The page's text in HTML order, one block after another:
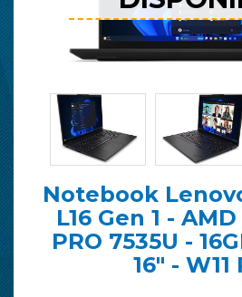
Notebook
L16 Gen 1 -
PRO 7535U -
16" - W11